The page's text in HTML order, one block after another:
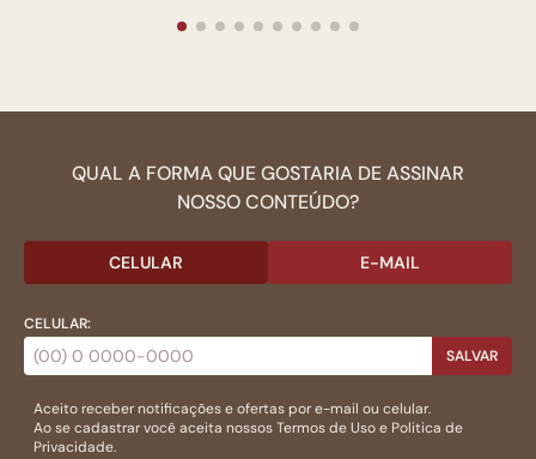
QUAL A FORMA QUE GOSTARIA DE ASSINAR
NOSSO CONTEÚDO?
CELULAR E-MAIL
CELULAR:
SALVAR
Aceito receber notificações e ofertas por e-mail ou celular.
Ao se cadastrar você aceita nossosTermos de Usoe Politica de
Privacidade.